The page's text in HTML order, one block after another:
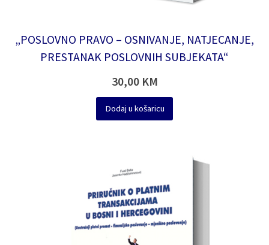
„POSLOVNO PRAVO – OSNIVANJE, NATJECANJE,
PRESTANAK POSLOVNIH SUBJEKATA“
30,00 KM
Dodaj u košaricu